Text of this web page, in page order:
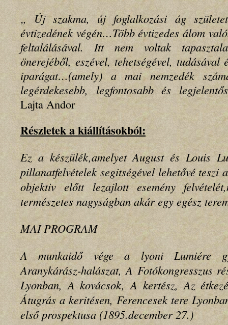
„ Új szakma, új foglalkozási ág
évtizedének végén…Több évtizedes álom
feltalálásával. Itt nem voltak
önerejéből, eszével, tehetségével, tudásával
iparágat…(amely) a mai nemzedék
legérdekesebb, legfontosabb és
Lajta Andor
Részletek a kiállításokból:
Ez a készülék,amelyet August és Louis
pillanatfelvételek segitségével lehetővé teszi
objektiv előtt lezajlott esemény
természetes nagyságban akár egy egész
MAI PROGRAM
A munkaidő vége a lyoni Lumiére
Aranykárász-halászat, A Fotókongresszus
Lyonban, A kovácsok, A kertész, Az
Átugrás a keritésen, Ferencesek tere
első prospektusa (1895.december 27.)